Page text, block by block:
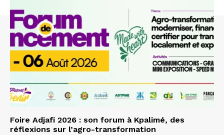
Foire Adjafi 2026 : son forum à Kpalimé, des
réflexions sur l’agro-transformation